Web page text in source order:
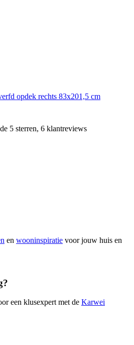
opdek rechts 83x201,5 cm
5 sterren, 6 klantreviews
en wooninspiratie voor jouw huis en
een klusexpert met de Karwei